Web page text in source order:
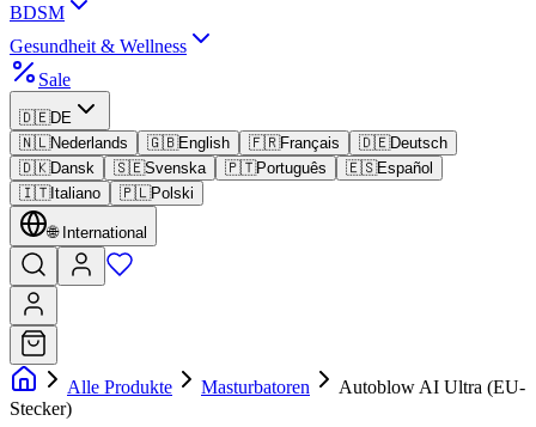
BDSM
Gesundheit & Wellness
Sale
🇩🇪DE
🇳🇱Nederlands 🇬🇧English 🇫🇷Français 🇩🇪Deutsch
🇩🇰Dansk 🇸🇪Svenska 🇵🇹Português 🇪🇸Español
🇮🇹Italiano 🇵🇱Polski
🌐 International
Alle Produkte Masturbatoren
Autoblow AI Ultra (EU-
Stecker)